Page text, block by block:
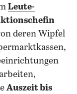
Leute-
deren Wipfel
Auszeit bis